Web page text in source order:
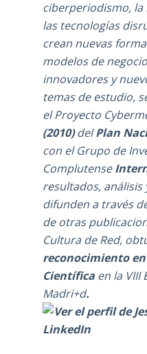
ciberperiodismo, la
las tecnologías
crean nuevas
modelos de
innovadores y
temas de estudio,
el Proyecto
(2010) delPlan
con elGrupo de
Complutense
resultados, análisis
difunden a través
de otras
Cultura de Red,
reconocimiento
Científicaen la VIII
Madri+d.